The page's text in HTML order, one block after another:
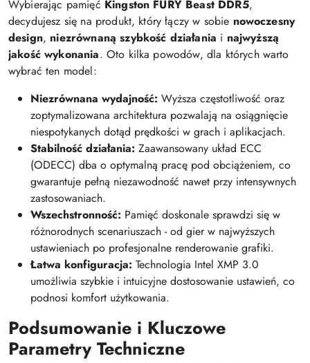
Wybierając pamięć Kingston FURY Beast DDR5,
decydujesz się na produkt, który łączy w sobie nowoczesny
design, niezrównaną szybkość działania i najwyższą
jakość wykonania. Oto kilka powodów, dla których warto
wybrać ten model:
Niezrównana wydajność: Wyższa częstotliwość oraz
zoptymalizowana architektura pozwalają na osiągnięcie
niespotykanych dotąd prędkości w grach i aplikacjach.
Stabilność działania: Zaawansowany układ ECC
(ODECC) dba o optymalną pracę pod obciążeniem, co
gwarantuje pełną niezawodność nawet przy intensywnych
zastosowaniach.
Wszechstronność: Pamięć doskonale sprawdzi się w
różnorodnych scenariuszach - od gier w najwyższych
ustawieniach po profesjonalne renderowanie grafiki.
Łatwa konfiguracja: Technologia Intel XMP 3.0
umożliwia szybkie i intuicyjne dostosowanie ustawień, co
podnosi komfort użytkowania.
Podsumowanie i Kluczowe
Parametry Techniczne